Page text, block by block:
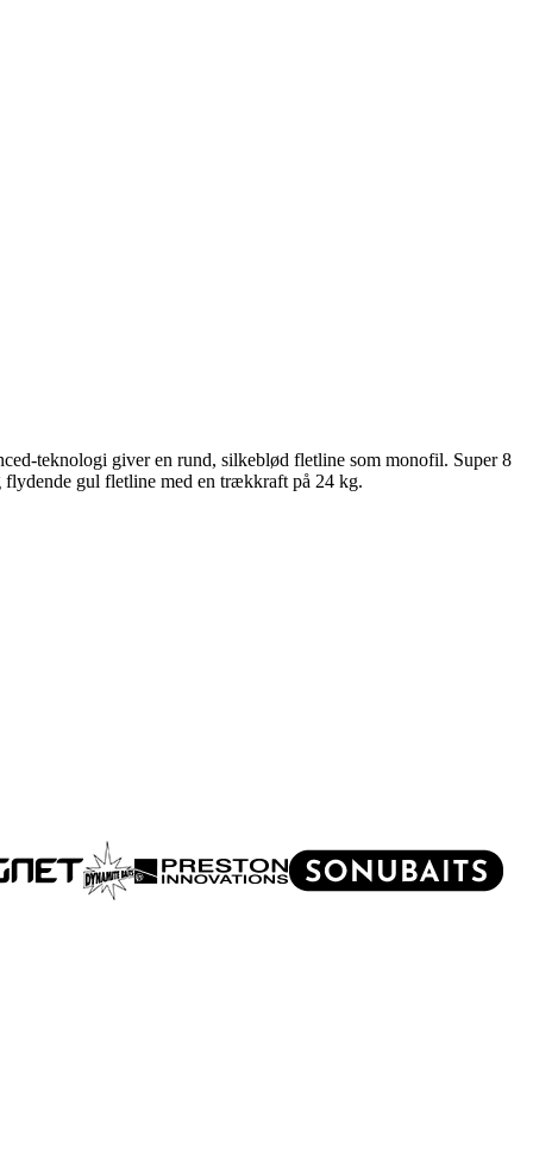
teknologi giver en rund, silkeblød fletline som monofil. Super 8
gul fletline med en trækkraft på 24 kg.